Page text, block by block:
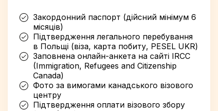
Закордонний паспорт (дійсний мінімум 6
місяців)
Підтвердження легального перебування
в Польщі (віза, карта побиту, PESEL UKR)
Заповнена онлайн-анкета на сайті IRCC
(Immigration, Refugees and Citizenship
Canada)
Фото за вимогами канадського візового
центру
Підтвердження оплати візового збору